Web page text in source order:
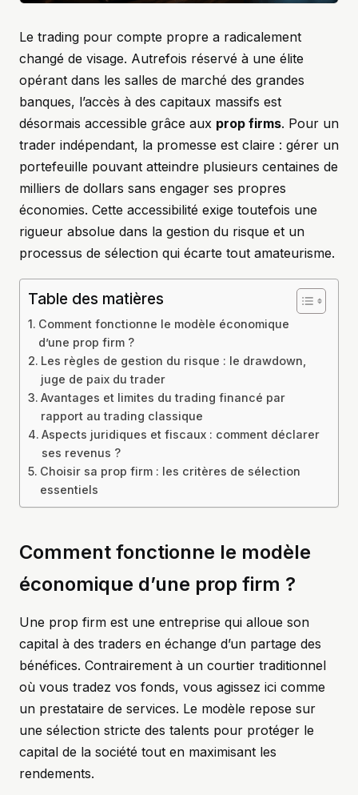
Le trading pour compte propre a radicalement
changé de visage. Autrefois réservé à une élite
opérant dans les salles de marché des grandes
banques, l’accès à des capitaux massifs est
désormais accessible grâce aux prop firms. Pour un
trader indépendant, la promesse est claire : gérer un
portefeuille pouvant atteindre plusieurs centaines de
milliers de dollars sans engager ses propres
économies. Cette accessibilité exige toutefois une
rigueur absolue dans la gestion du risque et un
processus de sélection qui écarte tout amateurisme.
Table des matières
Comment fonctionne le modèle économique
d’une prop firm ?
Les règles de gestion du risque : le drawdown,
juge de paix du trader
Avantages et limites du trading financé par
rapport au trading classique
Aspects juridiques et fiscaux : comment déclarer
ses revenus ?
Choisir sa prop firm : les critères de sélection
essentiels
Comment fonctionne le modèle
économique d’une prop firm ?
Une prop firm est une entreprise qui alloue son
capital à des traders en échange d’un partage des
bénéfices. Contrairement à un courtier traditionnel
où vous tradez vos fonds, vous agissez ici comme
un prestataire de services. Le modèle repose sur
une sélection stricte des talents pour protéger le
capital de la société tout en maximisant les
rendements.